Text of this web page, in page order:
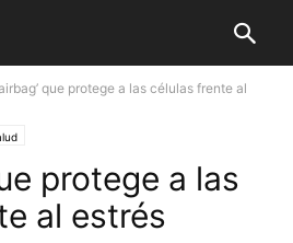
que protege a las células frente al
protege a las
al estrés